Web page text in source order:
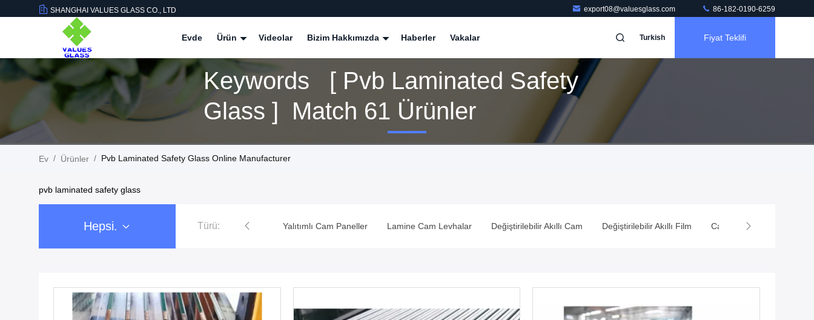
SHANGHAI VALUES GLASS CO., LTD export08@valuesglass.com 86-182-0190-6259
Evde Ürün Videolar Bizim Hakkımızda Haberler Vakalar Turkish Fiyat Teklifi
Keywords [ Pvb Laminated Safety
Glass ] Match 61 Ürünler
Ev / Ürünler / Pvb Laminated Safety Glass Online Manufacturer
pvb laminated safety glass
Hepsi. Türü:
temperli cam paneller Yalıtımlı Cam Paneller Lamine Cam Levhalar Değiştirilebilir Akıllı Cam Değiştirilebilir Akıllı Film Cam Duşakabin Vakum Yalıtımlı Cam